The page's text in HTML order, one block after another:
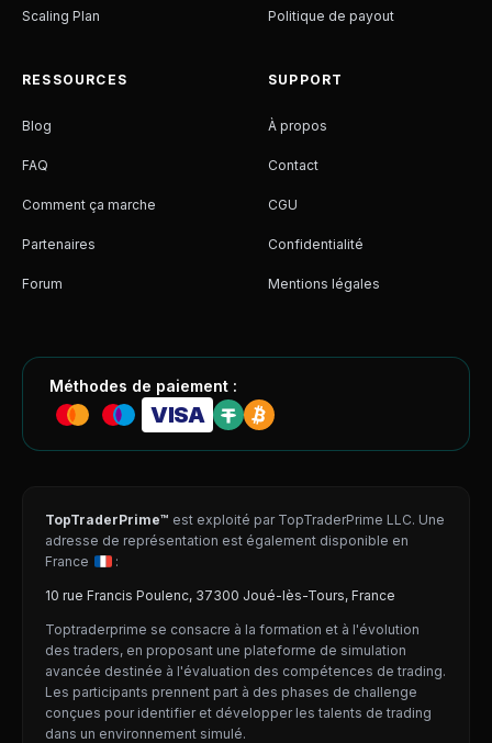
Scaling Plan Politique de payout
RESSOURCES
Blog
FAQ
Comment ça marche
Partenaires
Forum
SUPPORT
À propos
Contact
CGU
Confidentialité
Mentions légales
Méthodes de paiement :
VISA
TopTraderPrime™ est exploité par TopTraderPrime LLC. Une
adresse de représentation est également disponible en
France
:
10 rue Francis Poulenc, 37300 Joué-lès-Tours, France
Toptraderprime se consacre à la formation et à l'évolution
des traders, en proposant une plateforme de simulation
avancée destinée à l'évaluation des compétences de trading.
Les participants prennent part à des phases de challenge
conçues pour identifier et développer les talents de trading
dans un environnement simulé.